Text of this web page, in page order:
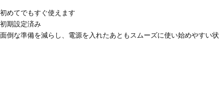
初めてでもすぐ使えます
初期設定済み
面倒な準備を減らし、電源を入れたあともスムーズに使い始めやすい